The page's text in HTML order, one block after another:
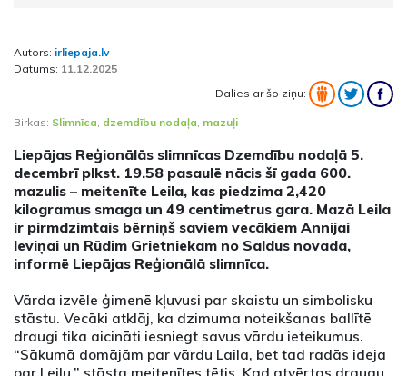
Autors: irliepaja.lv
Datums: 11.12.2025
Dalies ar šo ziņu:
Birkas: Slimnīca dzemdību nodaļa mazuļi
Liepājas Reģionālās slimnīcas Dzemdību nodaļā 5.
decembrī plkst. 19.58 pasaulē nācis šī gada 600.
mazulis – meitenīte Leila, kas piedzima 2,420
kilogramus smaga un 49 centimetrus gara. Mazā Leila
ir pirmdzimtais bērniņš saviem vecākiem Annijai
Ieviņai un Rūdim Grietniekam no Saldus novada,
informē Liepājas Reģionālā slimnīca.
Vārda izvēle ģimenē kļuvusi par skaistu un simbolisku
stāstu. Vecāki atklāj, ka dzimuma noteikšanas ballītē
draugi tika aicināti iesniegt savus vārdu ieteikumus.
“Sākumā domājām par vārdu Laila, bet tad radās ideja
par Leilu,” stāsta meitenītes tētis. Kad atvērtas draugu